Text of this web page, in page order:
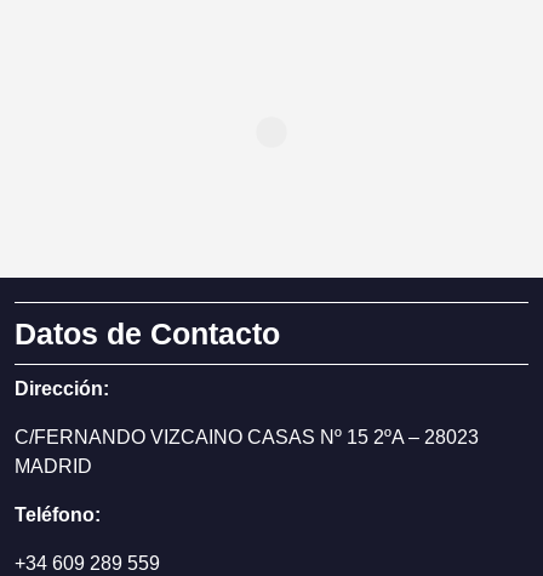
Datos de Contacto
Dirección:
C/FERNANDO VIZCAINO CASAS Nº 15 2ºA – 28023
MADRID
Teléfono:
+34 609 289 559